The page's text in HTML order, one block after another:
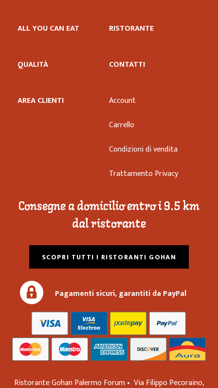
ALL YOU CAN EAT RISTORANTE
QUALITÀ CONTATTI
AREA CLIENTI
Account
Carrello
Condizioni di vendita
Trattamento Privacy
Consegne a domicilio entro i 9.5 km
dal ristorante
SCOPRI TUTTI I RISTORANTI GOHAN
Pagamenti sicuri, garantiti da PayPal
Ristorante Gohan Palermo Forum • Via Filippo Pecoraino,